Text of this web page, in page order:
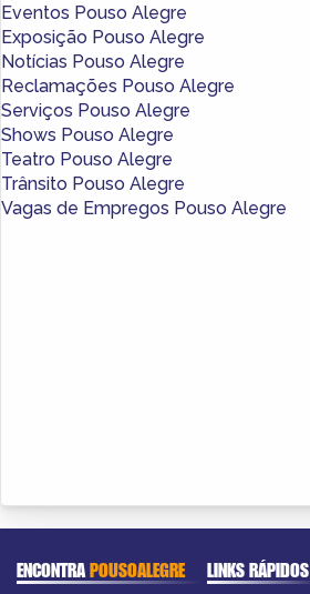
Eventos Pouso Alegre
Exposição Pouso Alegre
Notícias Pouso Alegre
Reclamações Pouso Alegre
Serviços Pouso Alegre
Shows Pouso Alegre
Teatro Pouso Alegre
Trânsito Pouso Alegre
Vagas de Empregos Pouso Alegre
ENCONTRAPOUSOALEGRE LINKS RÁPIDOS